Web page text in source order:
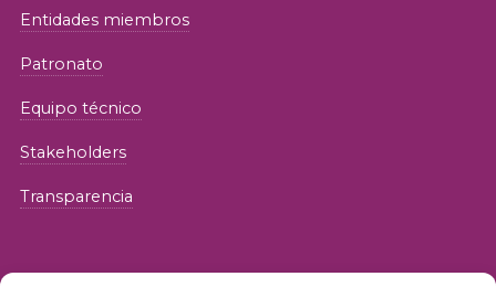
Entidades miembros
Patronato
Equipo técnico
Stakeholders
Transparencia